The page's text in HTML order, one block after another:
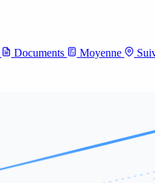
Documents Moyenne